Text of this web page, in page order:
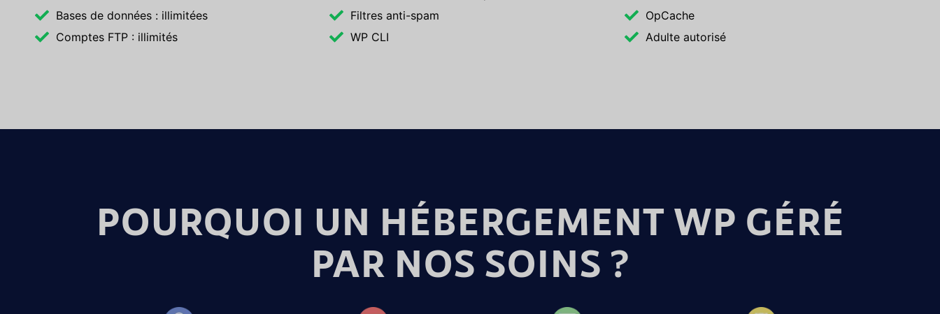
Bases de données : illimitées
Comptes FTP : illimités
Filtres anti-spam
WP CLI
OpCache
Adulte autorisé
POURQUOI UN HÉBERGEMENT WP GÉRÉ
PAR NOS SOINS ?